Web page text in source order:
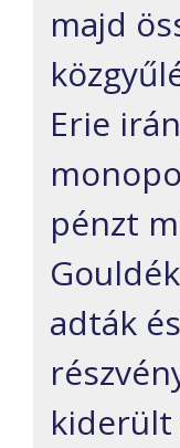
majd
Erie
pénzt
adták
kiderült